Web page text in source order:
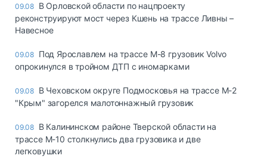
09.08 В Орловской области по нацпроекту
реконструируют мост через Кшень на трассе Ливны –
Навесное
09.08 Под Ярославлем на трассе М-8 грузовик Volvo
опрокинулся в тройном ДТП с иномарками
09.08 В Чеховском округе Подмосковья на трассе М-2
"Крым" загорелся малотоннажный грузовик
09.08 В Калининском районе Тверской области на
трассе М-10 столкнулись два грузовика и две
легковушки